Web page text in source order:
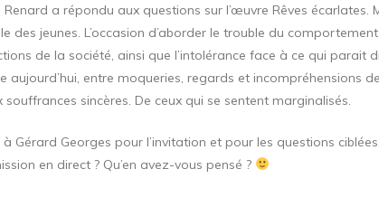
a répondu aux questions sur l’œuvre Rêves écarlates.
des jeunes. L’occasion d’aborder le trouble du
de la société, ainsi que l’intolérance face à ce qui parait
aujourd’hui, entre moqueries, regards et incompréhensions
sincères. De ceux qui se sentent marginalisés.
Gérard Georges pour l’invitation et pour les questions
en direct ? Qu’en avez-vous pensé ?